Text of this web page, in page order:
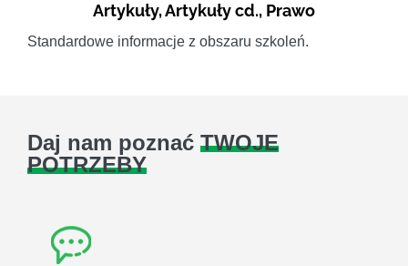
Artykuły,Artykuły cd., Prawo
Standardowe informacje z obszaru szkoleń.
Daj nam poznać TWOJE
POTRZEBY